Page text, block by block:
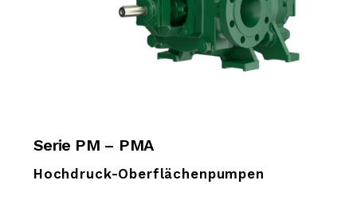
Serie PM – PMA
Hochdruck-Oberflächenpumpen